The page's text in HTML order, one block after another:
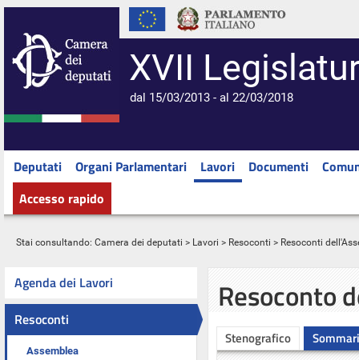
XVII
dal 15/03/2013 - al 22/03/2018
Deputati Organi Parlamentari Lavori Documenti
Accesso rapido
Stai consultando: Camera dei deputati > Lavori > Resoconti > Resoconti
Agenda dei Lavori
Resoconti
Assemblea
Resoconto
Stenografico